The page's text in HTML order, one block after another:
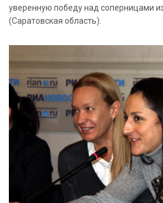
уверенную победу над соперницами
(Саратовская область).